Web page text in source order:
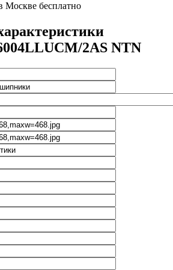
Москве бесплатно
2AS NTN